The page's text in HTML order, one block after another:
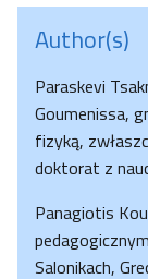
Author(s)
Paraskevi
Goumenissa,
fizyką,
doktorat z
Panagiotis
Salonikach,